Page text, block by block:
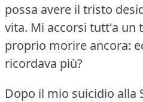
possa avere il tristo
vita. Mi accorsi tutt'a un
proprio morire ancora:
ricordava più?
Dopo il mio suicidio alla